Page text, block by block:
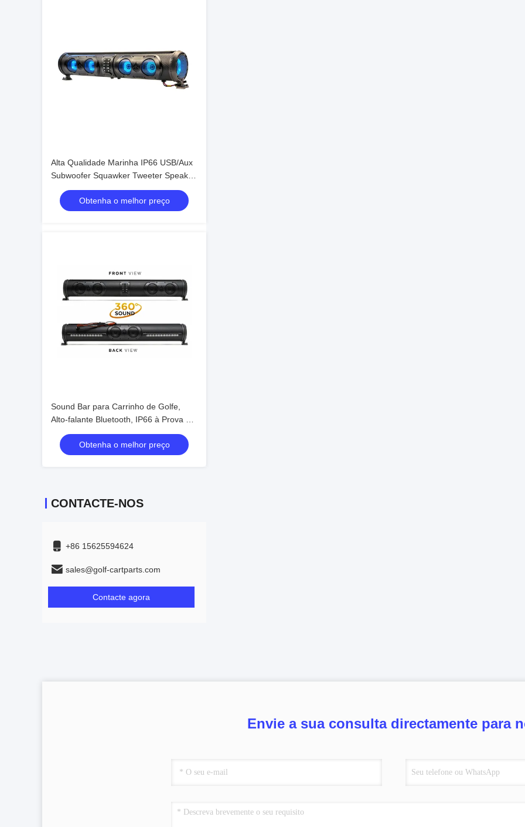
Alta Qualidade Marinha IP66 USB/Aux
Subwoofer Squawker Tweeter Speaker
Carrinho de Golf Elétrico Bluetooth
Sound BarObtenha o melhor preço
Sound Bar para Carrinho de Golfe,
Alto-falante Bluetooth, IP66 à Prova de
Poeira e Água, Acústica de Campo
Sonoro, Áudio Maravilhoso
Obtenha o melhor preço
CONTACTE-NOS
+86 15625594624
sales@golf-cartparts.com
Contacte agora
Envie a sua consulta directamente para